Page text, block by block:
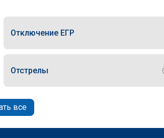
Отключение ЕГР
Отстрелы
все